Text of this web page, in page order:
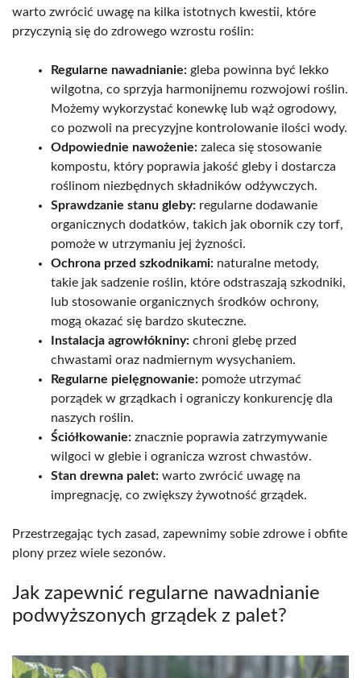
warto zwrócić uwagę na kilka istotnych kwestii, które
przyczynią się do zdrowego wzrostu roślin:
Regularne nawadnianie: gleba powinna być lekko
wilgotna, co sprzyja harmonijnemu rozwojowi roślin.
Możemy wykorzystać konewkę lub wąż ogrodowy,
co pozwoli na precyzyjne kontrolowanie ilości wody.
Odpowiednie nawożenie: zaleca się stosowanie
kompostu, który poprawia jakość gleby i dostarcza
roślinom niezbędnych składników odżywczych.
Sprawdzanie stanu gleby: regularne dodawanie
organicznych dodatków, takich jak obornik czy torf,
pomoże w utrzymaniu jej żyzności.
Ochrona przed szkodnikami: naturalne metody,
takie jak sadzenie roślin, które odstraszają szkodniki,
lub stosowanie organicznych środków ochrony,
mogą okazać się bardzo skuteczne.
Instalacja agrowłókniny: chroni glebę przed
chwastami oraz nadmiernym wysychaniem.
Regularne pielęgnowanie: pomoże utrzymać
porządek w grządkach i ograniczy konkurencję dla
naszych roślin.
Ściółkowanie: znacznie poprawia zatrzymywanie
wilgoci w glebie i ogranicza wzrost chwastów.
Stan drewna palet: warto zwrócić uwagę na
impregnację, co zwiększy żywotność grządek.
Przestrzegając tych zasad, zapewnimy sobie zdrowe i obfite
plony przez wiele sezonów.
Jak zapewnić regularne nawadnianie
podwyższonych grządek z palet?